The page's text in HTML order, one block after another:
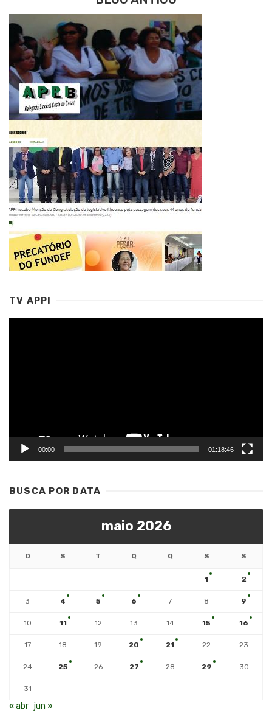
TV APPI
00:00 01:18:46
BUSCA POR DATA
maio 2026
D S T Q Q S S
1 2
3 4 5 6 7 8 9
10 11 12 13 14 15 16
17 18 19 20 21 22 23
24 25 26 27 28 29 30
31
« abr jun »